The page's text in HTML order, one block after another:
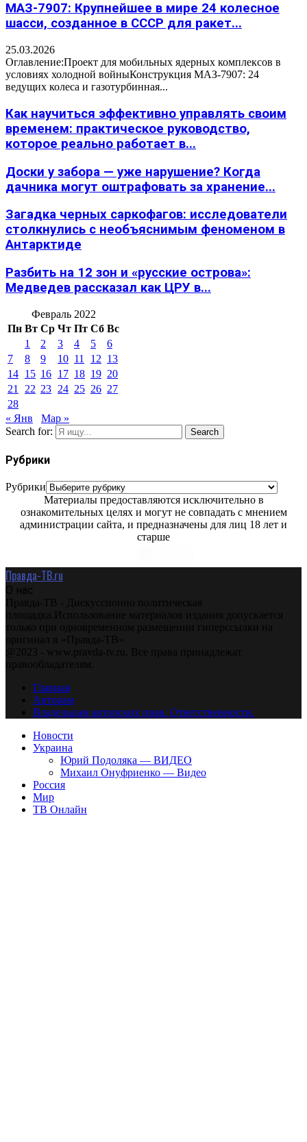
МАЗ-7907: Крупнейшее в мире 24 колесное
шасси, созданное в СССР для ракет...
25.03.2026
Оглавление:Проект для мобильных ядерных комплексов в
условиях холодной войныКонструкция МАЗ-7907: 24
ведущих колеса и газотурбинная...
Как научиться эффективно управлять своим
временем: практическое руководство,
которое реально работает в...
Доски у забора — уже нарушение? Когда
дачника могут оштрафовать за хранение...
Загадка черных саркофагов: исследователи
столкнулись с необъяснимым феноменом в
Антарктиде
Разбить на 12 зон и «русские острова»:
Медведев рассказал как ЦРУ в...
Февраль 2022
Пн Вт Ср Чт Пт Сб Вс
1
2 3 4 5
6
7
8 9 10 11 12 13
14 15 16 17 18 19 20
21
22 23 24 25 26 27
28
« Янв
Мар »
Search for:
Search
Рубрики
Рубрики
Материалы предоставляются исключительно в
ознакомительных целях и могут не совпадать с мнением
администрации сайта, и предназначены для лиц 18 лет и
старше
Правда-ТВ.ru
О нас
Правда-ТВ - Дискуссионно политическая
площадка.Использование материалов издания допускается
только при одновременном размещении гиперссылки на
оригинал в «Правда-ТВ»
@2023 - www.pravda-tv.ru. Все права принадлежат
правообладателям.
Главная
Авторам
Владельцам авторских прав. Ответственности.
Новости
Украина
Юрий Подоляка — ВИДЕО
Михаил Онуфриенко — Видео
Россия
Мир
ТВ Онлайн